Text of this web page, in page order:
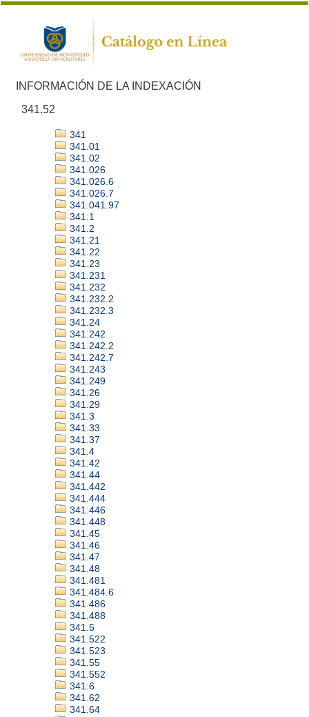
INFORMACIÓN DE LA INDEXACIÓN
341.52
341
341.01
341.02
341.026
341.026.6
341.026.7
341.041.97
341.1
341.2
341.21
341.22
341.23
341.231
341.232
341.232.2
341.232.3
341.24
341.242
341.242.2
341.242.7
341.243
341.249
341.26
341.29
341.3
341.33
341.37
341.4
341.42
341.44
341.442
341.444
341.446
341.448
341.45
341.46
341.47
341.48
341.481
341.484.6
341.486
341.488
341.5
341.522
341.523
341.55
341.552
341.6
341.62
341.64